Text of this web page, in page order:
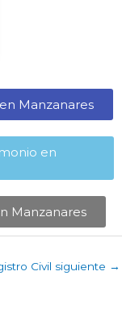
Manzanares​
en
Manzanares​
Civil siguiente →